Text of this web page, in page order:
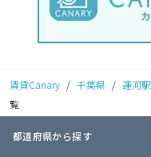
賃貸Canary / 千葉県 / 運河駅
覧
都道府県から探す